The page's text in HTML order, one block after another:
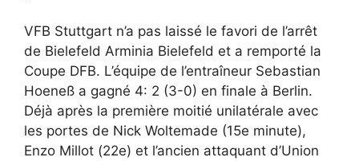
VFB Stuttgart n’a pas laissé le favori de l’arrêt
de Bielefeld Arminia Bielefeld et a remporté la
Coupe DFB. L’équipe de l’entraîneur Sebastian
Hoeneß a gagné 4: 2 (3-0) en finale à Berlin.
Déjà après la première moitié unilatérale avec
les portes de Nick Woltemade (15e minute),
Enzo Millot (22e) et l’ancien attaquant d’Union